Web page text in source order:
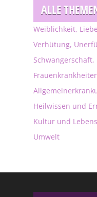
ALLE
Weiblichkeit,
Verhütung,
Heilwissen und
Kultur und
Umwelt